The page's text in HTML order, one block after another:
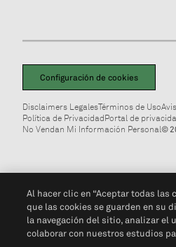
Configuración de cookies
Disclaimers LegalesTérminos de Uso
Política de PrivacidadPortal de
No Vendan Mi Información Personal©
Al hacer clic en “Aceptar todas las
que las cookies se guarden en su
la navegación del sitio, analizar el
colaborar con nuestros estudios